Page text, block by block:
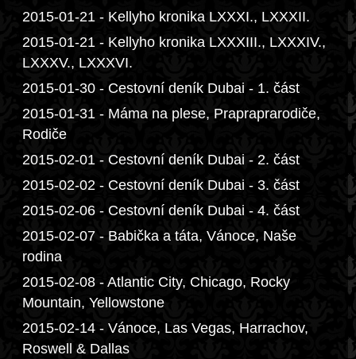
2015-01-21 - Kellyho kronika LXXXI., LXXXII.
2015-01-21 - Kellyho kronika LXXXIII., LXXXIV.,
LXXXV., LXXXVI.
2015-01-30 - Cestovní deník Dubai - 1. část
2015-01-31 - Máma na plese, Prapraprarodiče,
Rodiče
2015-02-01 - Cestovní deník Dubai - 2. část
2015-02-02 - Cestovní deník Dubai - 3. část
2015-02-06 - Cestovní deník Dubai - 4. část
2015-02-07 - Babička a táta, Vánoce, Naše
rodina
2015-02-08 - Atlantic City, Chicago, Rocky
Mountain, Yellowstone
2015-02-14 - Vánoce, Las Vegas, Harrachov,
Roswell & Dallas